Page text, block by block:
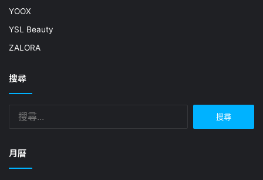
YOOX
YSL Beauty
ZALORA
搜尋
月曆